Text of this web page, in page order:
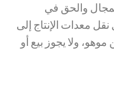
والحق في
نقل معدات الإنتاج إلى
ولا يجوز بيع أو